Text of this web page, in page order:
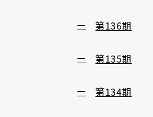
第136期
第135期
第134期